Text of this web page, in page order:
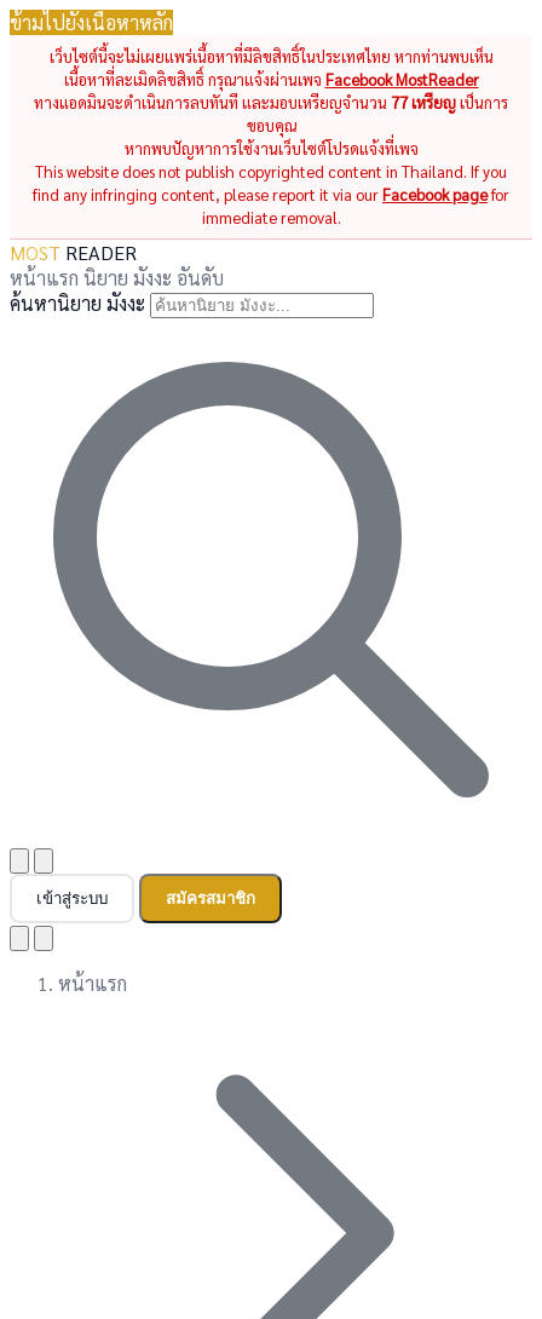
ข้ามไปยังเนื้อหาหลัก
เว็บไซต์นี้จะไม่เผยแพร่เนื้อหาที่มีลิขสิทธิ์ในประเทศไทย หากท่านพบเห็น
เนื้อหาที่ละเมิดลิขสิทธิ์ กรุณาแจ้งผ่านเพจ Facebook MostReader
ทางแอดมินจะดำเนินการลบทันที และมอบเหรียญจำนวน 77 เหรียญเป็นการ
ขอบคุณ
หากพบปัญหาการใช้งานเว็บไซต์โปรดแจ้งที่เพจ
This website does not publish copyrighted content in Thailand. If you
find any infringing content, please report it via ourFacebook pagefor
immediate removal.
MOST READER
หน้าแรก นิยาย มังงะ อันดับ
ค้นหานิยาย มังงะ
เข้าสู่ระบบ สมัครสมาชิก
หน้าแรก